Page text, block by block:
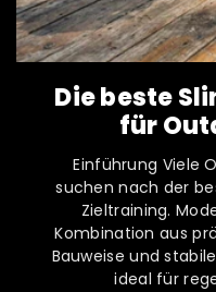
Die beste
für
Einführung Viele
suchen nach der
Zieltraining.
Kombination aus
Bauweise und
ideal für